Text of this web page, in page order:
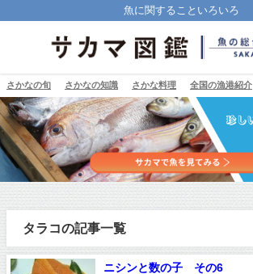
魚に関することいろいろ
さかなの旬 さかなの知識 さかな料理 全国の漁港紹介
タラコの記事一覧
ニシンと数の子 その6